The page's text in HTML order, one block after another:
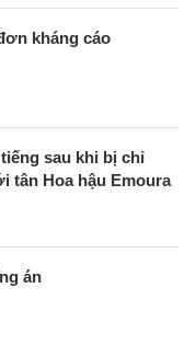
kháng cáo
sau khi bị chỉ
tân Hoa hậu Emoura
án